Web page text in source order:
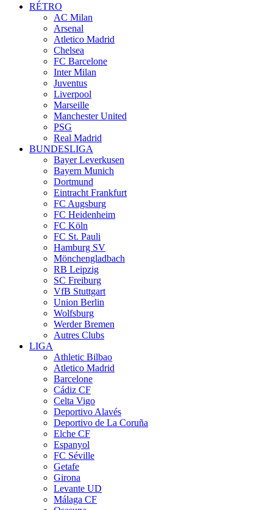
RÉTRO
AC Milan
Arsenal
Atletico Madrid
Chelsea
FC Barcelone
Inter Milan
Juventus
Liverpool
Marseille
Manchester United
PSG
Real Madrid
BUNDESLIGA
Bayer Leverkusen
Bayern Munich
Dortmund
Eintracht Frankfurt
FC Augsburg
FC Heidenheim
FC Köln
FC St. Pauli
Hamburg SV
Mönchengladbach
RB Leipzig
SC Freiburg
VfB Stuttgart
Union Berlin
Wolfsburg
Werder Bremen
Autres Clubs
LIGA
Athletic Bilbao
Atletico Madrid
Barcelone
Cádiz CF
Celta Vigo
Deportivo Alavés
Deportivo de La Coruña
Elche CF
Espanyol
FC Séville
Getafe
Girona
Levante UD
Málaga CF